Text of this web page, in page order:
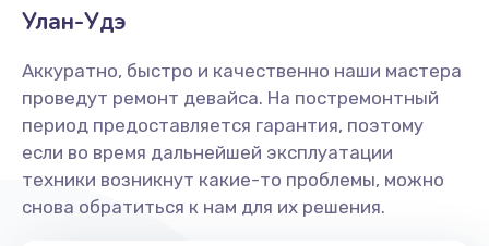
Улан-Удэ
Аккуратно, быстро и качественно наши мастера
проведут ремонт девайса. На постремонтный
период предоставляется гарантия, поэтому
если во время дальнейшей эксплуатации
техники возникнут какие-то проблемы, можно
снова обратиться к нам для их решения.